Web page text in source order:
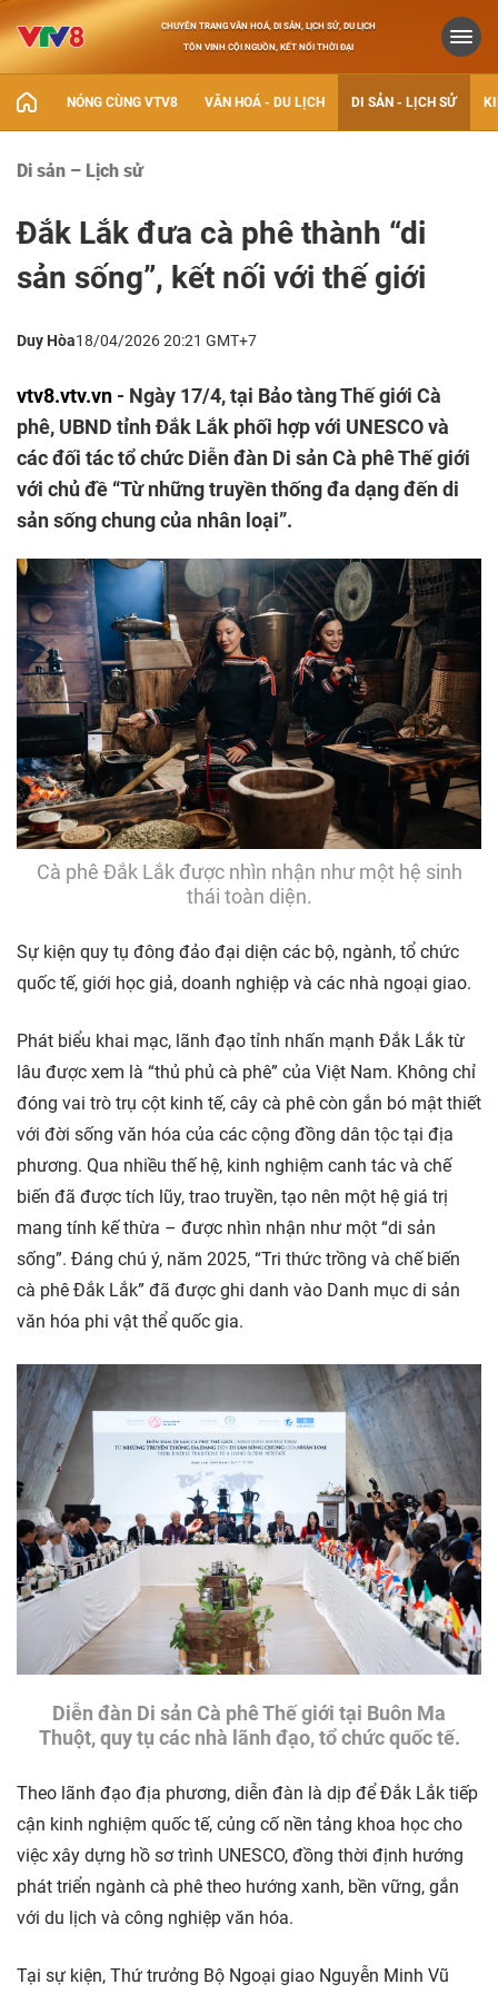
CHUYÊN TRANG VĂN HOÁ, DI SẢN, LỊCH SỬ, DU LỊCH
TÔN VINH CỘI NGUỒN, KẾT NỐI THỜI ĐẠI
NÓNG CÙNG VTV8 VĂN HOÁ - DU LỊCH DI SẢN - LỊCH SỬ
Di sản – Lịch sử
Đắk Lắk đưa cà phê thành “di
sản sống”, kết nối với thế giới
Duy Hòa18/04/2026 20:21 GMT+7
vtv8.vtv.vn - Ngày 17/4, tại Bảo tàng Thế giới Cà
phê, UBND tỉnh Đắk Lắk phối hợp với UNESCO và
các đối tác tổ chức Diễn đàn Di sản Cà phê Thế giới
với chủ đề “Từ những truyền thống đa dạng đến di
sản sống chung của nhân loại”.
Cà phê Đắk Lắk được nhìn nhận như một hệ sinh
thái toàn diện.
Sự kiện quy tụ đông đảo đại diện các bộ, ngành, tổ chức
quốc tế, giới học giả, doanh nghiệp và các nhà ngoại giao.
Phát biểu khai mạc, lãnh đạo tỉnh nhấn mạnh Đắk Lắk từ
lâu được xem là “thủ phủ cà phê” của Việt Nam. Không chỉ
đóng vai trò trụ cột kinh tế, cây cà phê còn gắn bó mật thiết
với đời sống văn hóa của các cộng đồng dân tộc tại địa
phương. Qua nhiều thế hệ, kinh nghiệm canh tác và chế
biến đã được tích lũy, trao truyền, tạo nên một hệ giá trị
mang tính kế thừa – được nhìn nhận như một “di sản
sống”. Đáng chú ý, năm 2025, “Tri thức trồng và chế biến
cà phê Đắk Lắk” đã được ghi danh vào Danh mục di sản
văn hóa phi vật thể quốc gia.
Diễn đàn Di sản Cà phê Thế giới tại Buôn Ma
Thuột, quy tụ các nhà lãnh đạo, tổ chức quốc tế.
Theo lãnh đạo địa phương, diễn đàn là dịp để Đắk Lắk tiếp
cận kinh nghiệm quốc tế, củng cố nền tảng khoa học cho
việc xây dựng hồ sơ trình UNESCO, đồng thời định hướng
phát triển ngành cà phê theo hướng xanh, bền vững, gắn
với du lịch và công nghiệp văn hóa.
Tại sự kiện, Thứ trưởng Bộ Ngoại giao Nguyễn Minh Vũ